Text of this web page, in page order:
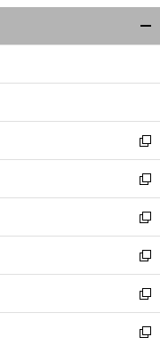
ウ
ィ
ン
ウ
開
く
新
し
い
ウ
ィ
ン
ド
ウ
で
開
く
新
し
い
ウ
ィ
ン
ド
ウ
で
新
し
い
ウ
ィ
ン
ド
新
し
い
ウ
ィ
新
し
い
新